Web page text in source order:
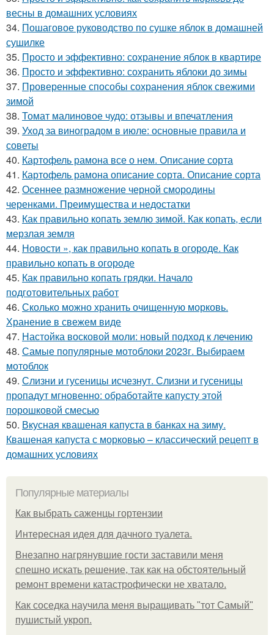
весны в домашних условиях
34. Пошаговое руководство по сушке яблок в домашней
сушилке
35. Просто и эффективно: сохранение яблок в квартире
36. Просто и эффективно: сохранить яблоки до зимы
37. Проверенные способы сохранения яблок свежими
зимой
38. Томат малиновое чудо: отзывы и впечатления
39. Уход за виноградом в июле: основные правила и
советы
40. Картофель рамона все о нем. Описание сорта
41. Картофель рамона описание сорта. Описание сорта
42. Осеннее размножение черной смородины
черенками. Преимущества и недостатки
43. Как правильно копать землю зимой. Как копать, если
мерзлая земля
44. Новости », как правильно копать в огороде. Как
правильно копать в огороде
45. Как правильно копать грядки. Начало
подготовительных работ
46. Сколько можно хранить очищенную морковь.
Хранение в свежем виде
47. Настойка восковой моли: новый подход к лечению
48. Самые популярные мотоблоки 2023г. Выбираем
мотоблок
49. Слизни и гусеницы исчезнут. Слизни и гусеницы
пропадут мгновенно: обработайте капусту этой
порошковой смесью
50. Вкусная квашеная капуста в банках на зиму.
Квашеная капуста с морковью – классический рецепт в
домашних условиях
Популярные материалы
Как выбрать саженцы гортензии
Интересная идея для дачного туалета.
Внезапно нагрянувшие гости заставили меня
спешно искать решение, так как на обстоятельный
ремонт времени катастрофически не хватало.
Как соседка научила меня выращивать "тот Самый"
пушистый укроп.